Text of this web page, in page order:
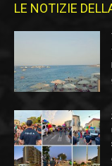
LE NOTIZIE